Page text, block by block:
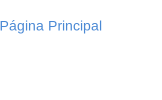
Página Principal